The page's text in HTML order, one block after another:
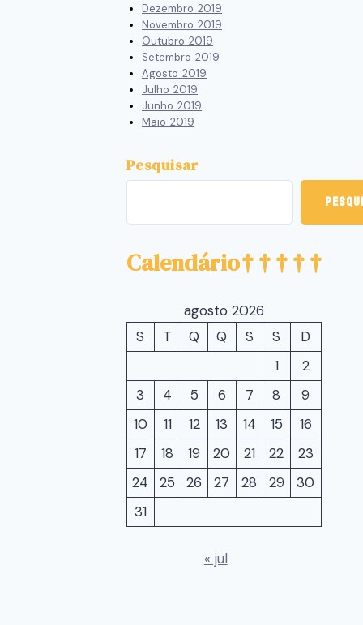
Dezembro 2019
Novembro 2019
Outubro 2019
Setembro 2019
Agosto 2019
Julho 2019
Junho 2019
Maio 2019
Pesquisar
Calendário
agosto 2026
S
T Q Q S S
D
1
2
3
4 5 6 7 8
9
10
11 12 13 14 15
16
17
18 19 20 21 22
23
24
25 26 27 28 29
30
31
« jul